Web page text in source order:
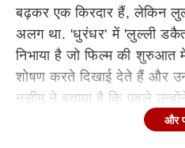
बढ़कर एक किरदार हैं, लेकिन
अलग था. 'धुरंधर' में 'लुल्ली
निभाया है जो फिल्म की शुरुआत
शोषण करते दिखाई देते हैं और
नसीम ने बताया है कि पहले
और